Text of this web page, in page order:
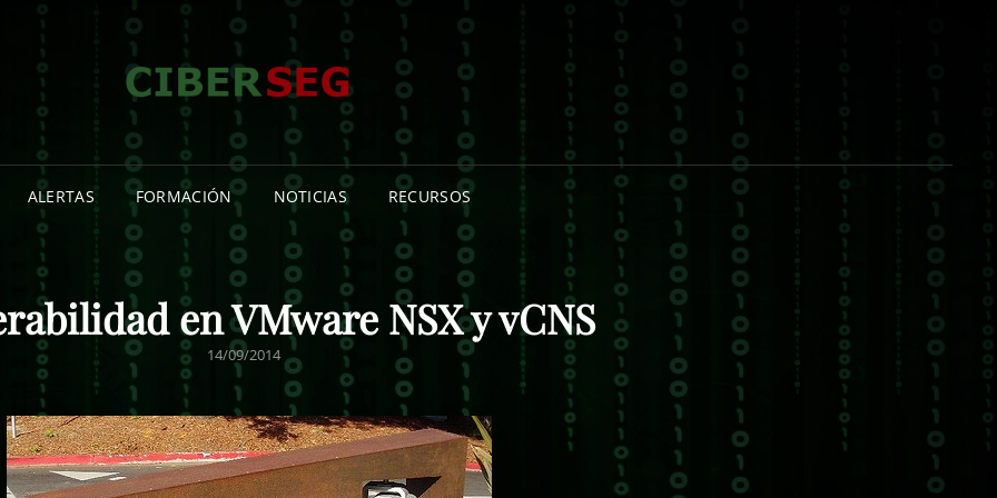
CIBERSEG
NOTICIAS, ALERTAS, FORMACIÓN Y RECURSOS DE
CIBERSEGURIDAD. CIBERSEG , LA SEGURIDAD DE LA
INFORMACIÓN ES ASUNTO DE TODOS. ESPAÑA –
ISLAS CANARIAS.
ALERTAS FORMACIÓN NOTICIAS RECURSOS
en VMware NSX y vCNS
PUBLICADO
14/09/2014